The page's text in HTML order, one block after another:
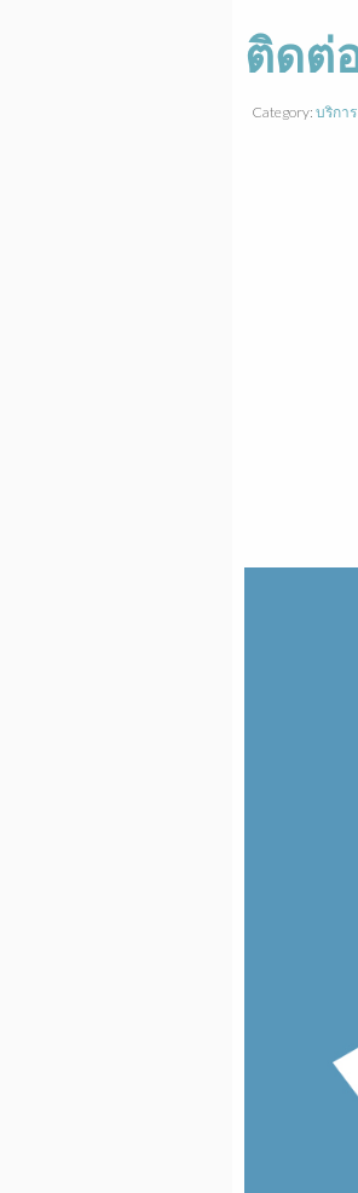
ติดต่
Category: บริกา
ที่ทำการ
องค์การบริ